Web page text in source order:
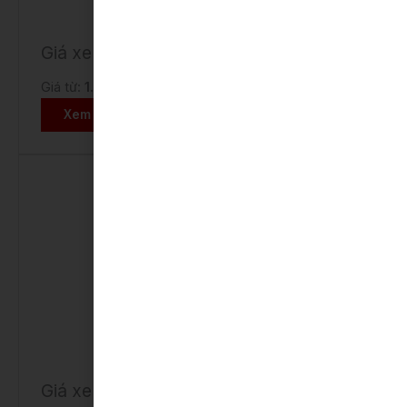
Giá xe Camry
Giá từ: 1.220.000.000 VNĐ
Xem chi tiết
Giá xe Corolla Altis